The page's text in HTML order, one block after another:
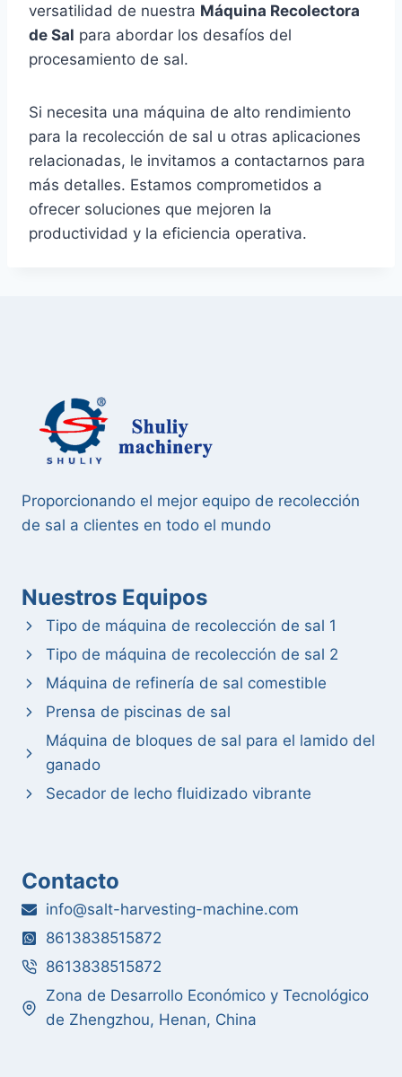
versatilidad de nuestra Máquina Recolectora
de Sal para abordar los desafíos del
procesamiento de sal.
Si necesita una máquina de alto rendimiento
para la recolección de sal u otras aplicaciones
relacionadas, le invitamos a contactarnos para
más detalles. Estamos comprometidos a
ofrecer soluciones que mejoren la
productividad y la eficiencia operativa.
Proporcionando el mejor equipo de recolección
de sal a clientes en todo el mundo
Nuestros Equipos
Tipo de máquina de recolección de sal 1
Tipo de máquina de recolección de sal 2
Máquina de refinería de sal comestible
Prensa de piscinas de sal
Máquina de bloques de sal para el lamido del
ganado
Secador de lecho fluidizado vibrante
Contacto
info@salt-harvesting-machine.com
8613838515872
8613838515872
Zona de Desarrollo Económico y Tecnológico
de Zhengzhou, Henan, China